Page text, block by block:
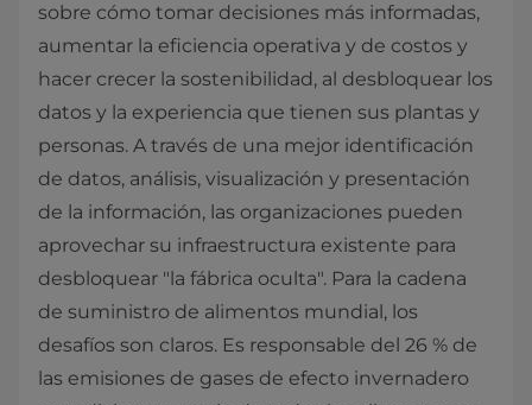
sobre cómo tomar decisiones más informadas,
aumentar la eficiencia operativa y de costos y
hacer crecer la sostenibilidad, al desbloquear los
datos y la experiencia que tienen sus plantas y
personas. A través de una mejor identificación
de datos, análisis, visualización y presentación
de la información, las organizaciones pueden
aprovechar su infraestructura existente para
desbloquear "la fábrica oculta". Para la cadena
de suministro de alimentos mundial, los
desafíos son claros. Es responsable del 26 % de
las emisiones de gases de efecto invernadero